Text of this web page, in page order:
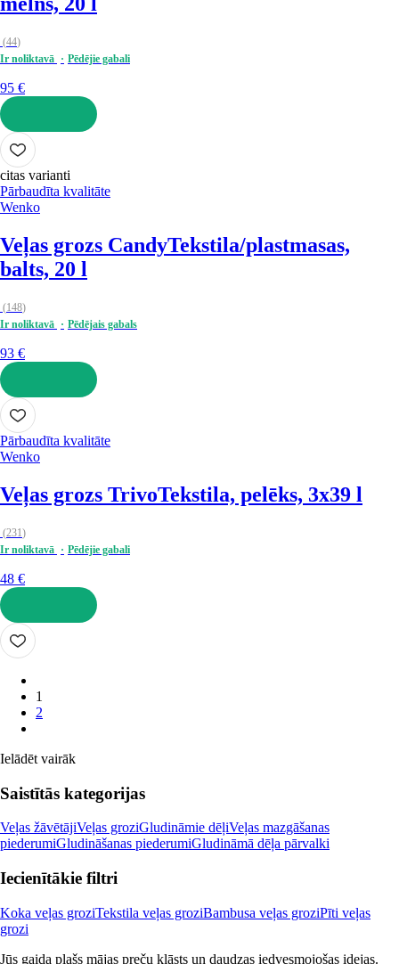
(44)
Ir noliktavā
Pēdējie gabali
95 €
LIKT GROZĀ
citas varianti
Pārbaudīta kvalitāte
Wenko
Veļas grozs CandyTekstila/plastmasas,
balts, 20 l
(148)
Ir noliktavā
Pēdējais gabals
93 €
LIKT GROZĀ
Pārbaudīta kvalitāte
Wenko
Veļas grozs TrivoTekstila, pelēks, 3x39 l
(231)
Ir noliktavā
Pēdējie gabali
48 €
LIKT GROZĀ
1
2
Ielādēt vairāk
Saistītās kategorijas
Veļas žāvētājiVeļas groziGludināmie dēļiVeļas mazgāšanas
piederumiGludināšanas piederumiGludināmā dēļa pārvalki
Iecienītākie filtri
Koka veļas groziTekstila veļas groziBambusa veļas groziPīti veļas
grozi
Jūs gaida plašs mājas preču klāsts un daudzas iedvesmojošas idejas.